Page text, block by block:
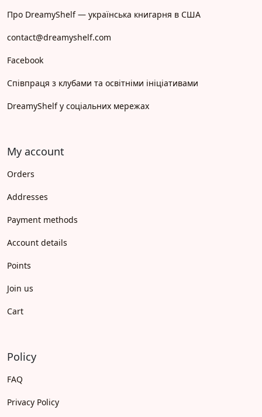
Про DreamyShelf — українська книгарня в США
contact@dreamyshelf.com
Facebook
Співпраця з клубами та освітніми ініціативами
DreamyShelf у соціальних мережах
My account
Orders
Addresses
Payment methods
Account details
Points
Join us
Cart
Policy
FAQ
Privacy Policy